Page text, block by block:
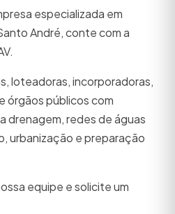
especializada em
André, conte com a
loteadoras, incorporadoras,
órgãos públicos com
drenagem, redes de águas
urbanização e preparação
equipe e solicite um